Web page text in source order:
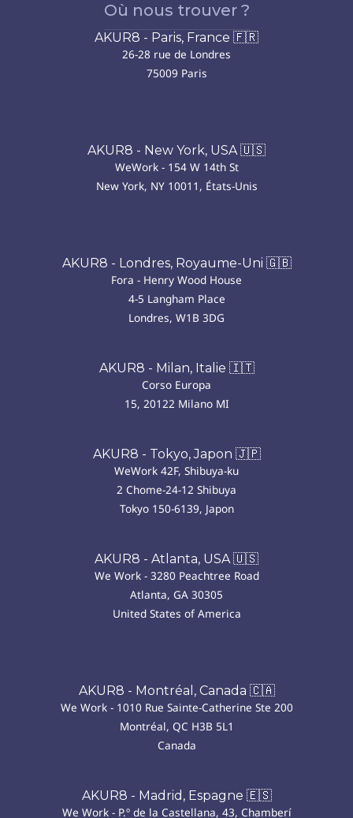
Où nous trouver ?
AKUR8 - Paris, France 🇫🇷
26-28 rue de Londres
75009 Paris
AKUR8 - New York, USA 🇺🇸
WeWork - 154 W 14th St
New York, NY 10011, États-Unis
AKUR8 - Londres, Royaume-Uni 🇬🇧
Fora - Henry Wood House
4-5 Langham Place
Londres, W1B 3DG
AKUR8 - Milan, Italie 🇮🇹
Corso Europa
15, 20122 Milano MI
AKUR8 - Tokyo, Japon 🇯🇵
WeWork 42F, Shibuya-ku
2 Chome-24-12 Shibuya
Tokyo 150-6139, Japon
AKUR8 - Atlanta, USA 🇺🇸
We Work - 3280 Peachtree Road
Atlanta, GA 30305
United States of America
AKUR8 - Montréal, Canada 🇨🇦
We Work - 1010 Rue Sainte-Catherine Ste 200
Montréal, QC H3B 5L1
Canada
AKUR8 - Madrid, Espagne 🇪🇸
We Work - P.º de la Castellana, 43, Chamberí